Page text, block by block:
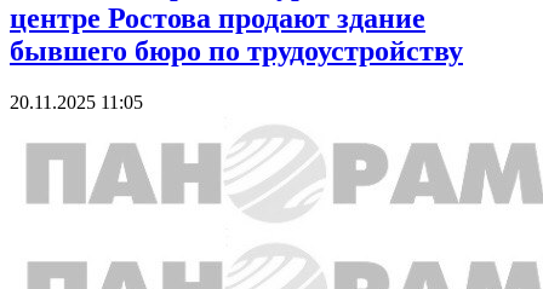
центре Ростова продают здание
бывшего бюро по трудоустройству
20.11.2025 11:05